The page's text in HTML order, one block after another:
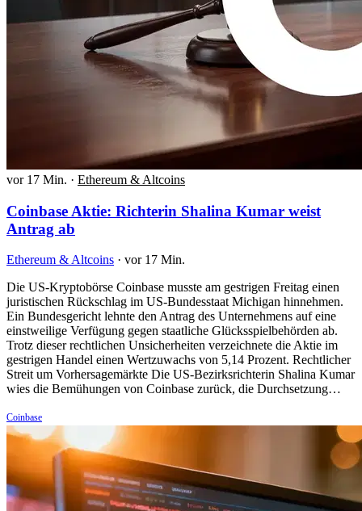
vor 17 Min. · Ethereum & Altcoins
Coinbase Aktie: Richterin Shalina Kumar weist
Antrag ab
Ethereum & Altcoins · vor 17 Min.
Die US-Kryptobörse Coinbase musste am gestrigen Freitag einen
juristischen Rückschlag im US-Bundesstaat Michigan hinnehmen.
Ein Bundesgericht lehnte den Antrag des Unternehmens auf eine
einstweilige Verfügung gegen staatliche Glücksspielbehörden ab.
Trotz dieser rechtlichen Unsicherheiten verzeichnete die Aktie im
gestrigen Handel einen Wertzuwachs von 5,14 Prozent. Rechtlicher
Streit um Vorhersagemärkte Die US-Bezirksrichterin Shalina Kumar
wies die Bemühungen von Coinbase zurück, die Durchsetzung…
Coinbase